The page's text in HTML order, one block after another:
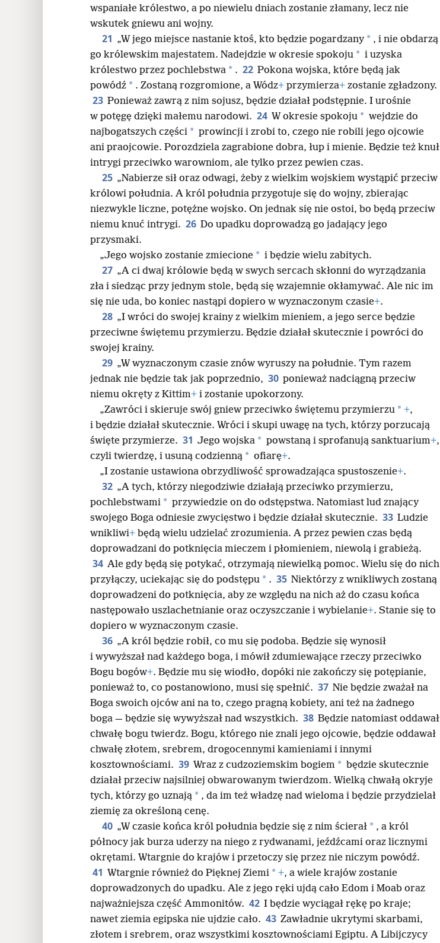
wspaniałe królestwo, a po niewielu dniach zostanie złamany, lecz nie
wskutek gniewu ani wojny.
21 „W jego miejsce nastanie ktoś, kto będzie pogardzany * , i nie obdarzą
go królewskim majestatem. Nadejdzie w okresie spokoju * i uzyska
królestwo przez pochlebstwa * . 22 Pokona wojska, które będą jak
powódź * . Zostaną rozgromione, a Wódz+ przymierza+ zostanie zgładzony.
23 Ponieważ zawrą z nim sojusz, będzie działał podstępnie. I urośnie
w potęgę dzięki małemu narodowi. 24 W okresie spokoju * wejdzie do
najbogatszych części * prowincji i zrobi to, czego nie robili jego ojcowie
ani praojcowie. Porozdziela zagrabione dobra, łup i mienie. Będzie też knuł
intrygi przeciwko warowniom, ale tylko przez pewien czas.
25 „Nabierze sił oraz odwagi, żeby z wielkim wojskiem wystąpić przeciw
królowi południa. A król południa przygotuje się do wojny, zbierając
niezwykle liczne, potężne wojsko. On jednak się nie ostoi, bo będą przeciw
niemu knuć intrygi. 26 Do upadku doprowadzą go jadający jego
przysmaki.
„Jego wojsko zostanie zmiecione * i będzie wielu zabitych.
27 „A ci dwaj królowie będą w swych sercach skłonni do wyrządzania
zła i siedząc przy jednym stole, będą się wzajemnie okłamywać. Ale nic im
się nie uda, bo koniec nastąpi dopiero w wyznaczonym czasie+.
28 „I wróci do swojej krainy z wielkim mieniem, a jego serce będzie
przeciwne świętemu przymierzu. Będzie działał skutecznie i powróci do
swojej krainy.
29 „W wyznaczonym czasie znów wyruszy na południe. Tym razem
jednak nie będzie tak jak poprzednio, 30 ponieważ nadciągną przeciw
niemu okręty z Kittim+ i zostanie upokorzony.
„Zawróci i skieruje swój gniew przeciwko świętemu przymierzu * +,
i będzie działał skutecznie. Wróci i skupi uwagę na tych, którzy porzucają
święte przymierze. 31 Jego wojska * powstaną i sprofanują sanktuarium+,
czyli twierdzę, i usuną codzienną * ofiarę+.
„I zostanie ustawiona obrzydliwość sprowadzająca spustoszenie+.
32 „A tych, którzy niegodziwie działają przeciwko przymierzu,
pochlebstwami * przywiedzie on do odstępstwa. Natomiast lud znający
swojego Boga odniesie zwycięstwo i będzie działał skutecznie. 33 Ludzie
wnikliwi+ będą wielu udzielać zrozumienia. A przez pewien czas będą
doprowadzani do potknięcia mieczem i płomieniem, niewolą i grabieżą.
34 Ale gdy będą się potykać, otrzymają niewielką pomoc. Wielu się do nich
przyłączy, uciekając się do podstępu * . 35 Niektórzy z wnikliwych zostaną
doprowadzeni do potknięcia, aby ze względu na nich aż do czasu końca
następowało uszlachetnianie oraz oczyszczanie i wybielanie+. Stanie się to
dopiero w wyznaczonym czasie.
36 „A król będzie robił, co mu się podoba. Będzie się wynosił
i wywyższał nad każdego boga, i mówił zdumiewające rzeczy przeciwko
Bogu bogów+. Będzie mu się wiodło, dopóki nie zakończy się potępianie,
ponieważ to, co postanowiono, musi się spełnić. 37 Nie będzie zważał na
Boga swoich ojców ani na to, czego pragną kobiety, ani też na żadnego
boga — będzie się wywyższał nad wszystkich. 38 Będzie natomiast oddawał
chwałę bogu twierdz. Bogu, którego nie znali jego ojcowie, będzie oddawał
chwałę złotem, srebrem, drogocennymi kamieniami i innymi
kosztownościami. 39 Wraz z cudzoziemskim bogiem * będzie skutecznie
działał przeciw najsilniej obwarowanym twierdzom. Wielką chwałą okryje
tych, którzy go uznają * , da im też władzę nad wieloma i będzie przydzielał
ziemię za określoną cenę.
40 „W czasie końca król południa będzie się z nim ścierał * , a król
północy jak burza uderzy na niego z rydwanami, jeźdźcami oraz licznymi
okrętami. Wtargnie do krajów i przetoczy się przez nie niczym powódź.
41 Wtargnie również do Pięknej Ziemi * +, a wiele krajów zostanie
doprowadzonych do upadku. Ale z jego ręki ujdą cało Edom i Moab oraz
najważniejsza część Ammonitów. 42 I będzie wyciągał rękę po kraje;
nawet ziemia egipska nie ujdzie cało. 43 Zawładnie ukrytymi skarbami,
złotem i srebrem, oraz wszystkimi kosztownościami Egiptu. A Libijczycy